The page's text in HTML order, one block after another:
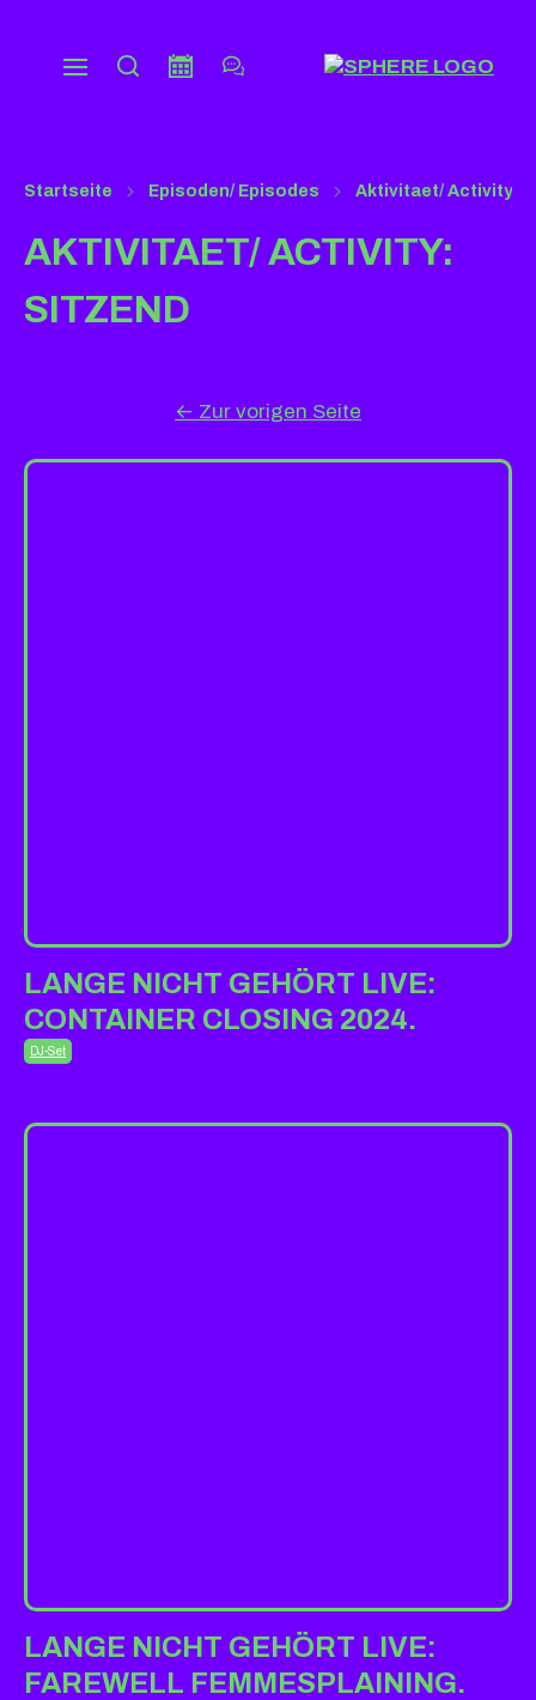
Startseite Episoden/ Episodes Aktivitaet/ Activity
AKTIVITAET/ ACTIVITY:
SITZEND
← Zur vorigen Seite
LANGE NICHT GEHÖRT LIVE:
CONTAINER CLOSING 2024.
DJ-Set
LANGE NICHT GEHÖRT LIVE:
FAREWELL FEMMESPLAINING.